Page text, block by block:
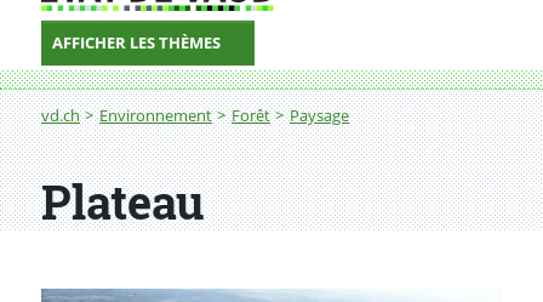
AFFICHER LES THÈMES
Fil d'Ariane
vd.ch Environnement Forêt Paysage
Plateau
Plateau